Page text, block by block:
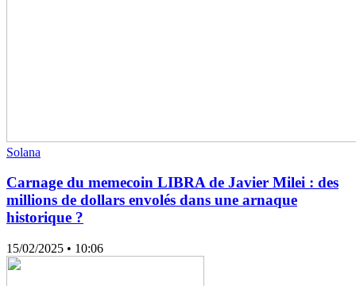
Solana
Carnage du memecoin LIBRA de Javier Milei : des
millions de dollars envolés dans une arnaque
historique ?
15/02/2025 • 10:06